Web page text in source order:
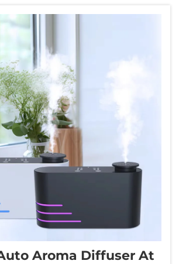
Aroma Diffuser At